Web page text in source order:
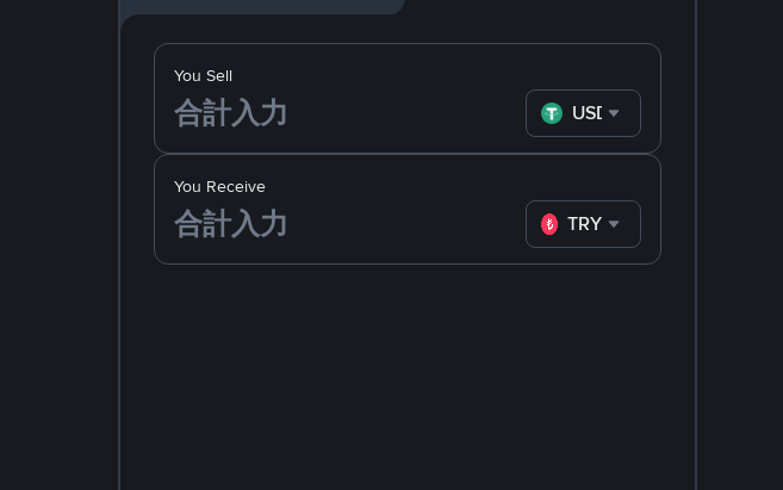
You Receive
TRY
You Sell
USDT